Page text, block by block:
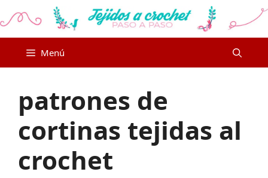
al
Menú
patrones de
cortinas tejidas al
crochet